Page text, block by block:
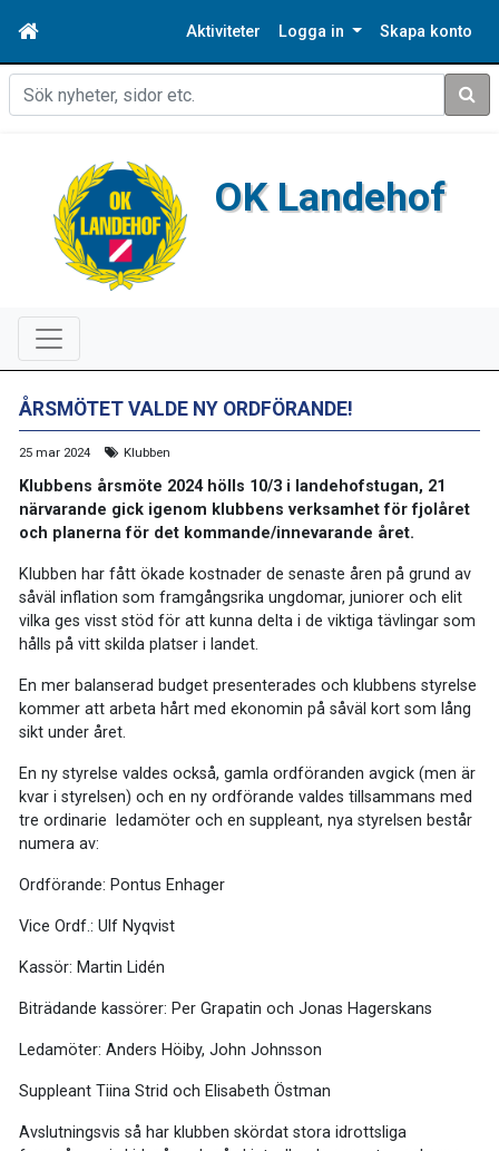
Aktiviteter Logga in Skapa konto
Sök
OK Landehof
ÅRSMÖTET VALDE NY ORDFÖRANDE!
25 mar 2024 Klubben
Klubbens årsmöte 2024 hölls 10/3 i landehofstugan, 21
närvarande gick igenom klubbens verksamhet för fjolåret
och planerna för det kommande/innevarande året.
Klubben har fått ökade kostnader de senaste åren på grund av
såväl inflation som framgångsrika ungdomar, juniorer och elit
vilka ges visst stöd för att kunna delta i de viktiga tävlingar som
hålls på vitt skilda platser i landet.
En mer balanserad budget presenterades och klubbens styrelse
kommer att arbeta hårt med ekonomin på såväl kort som lång
sikt under året.
En ny styrelse valdes också, gamla ordföranden avgick (men är
kvar i styrelsen) och en ny ordförande valdes tillsammans med
tre ordinarie ledamöter och en suppleant, nya styrelsen består
numera av:
Ordförande: Pontus Enhager
Vice Ordf.: Ulf Nyqvist
Kassör: Martin Lidén
Biträdande kassörer: Per Grapatin och Jonas Hagerskans
Ledamöter: Anders Höiby, John Johnsson
Suppleant Tiina Strid och Elisabeth Östman
Avslutningsvis så har klubben skördat stora idrottsliga